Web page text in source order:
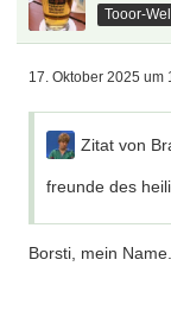
Tooor-
17. Oktober 2025 um
Zitat von
freunde des
Borsti, mein